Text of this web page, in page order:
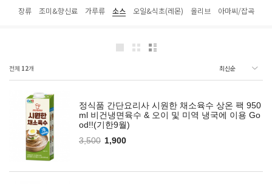
장류 조미&향신료 가루류 소스 오일&식초(레몬) 올리브 아마씨/잡곡
전체 12개
정식품 간단요리사 시원한 채소육수 상온 팩 950
ml 비건냉면육수 & 오이 및 미역 냉국에 이용 Go
od!!(기한9월)
3,500 1,900